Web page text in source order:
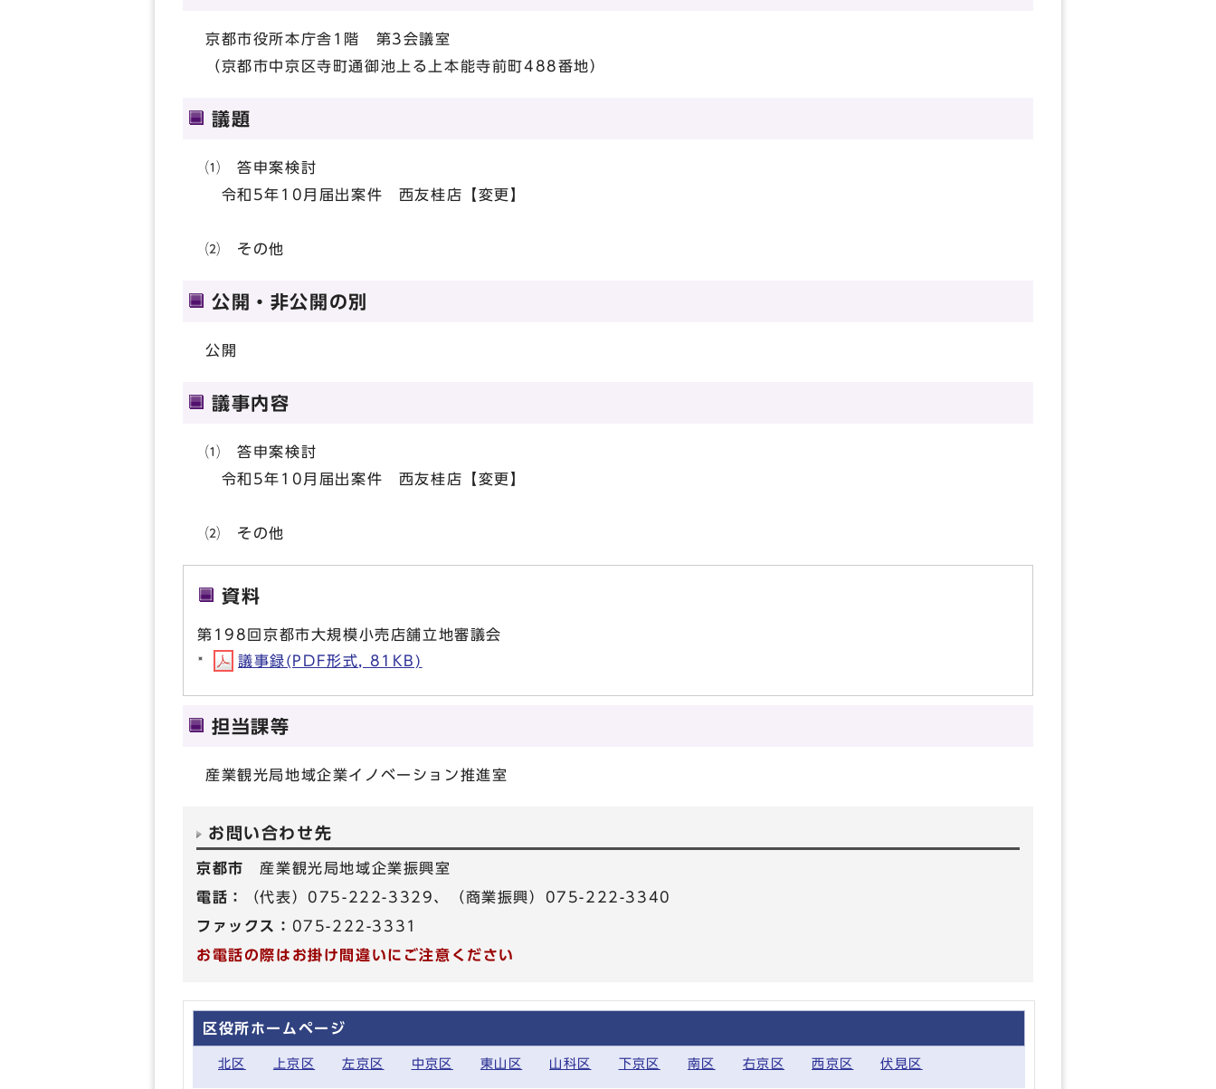
京都市役所本庁舎1階 第3会議室
（京都市中京区寺町通御池上る上本能寺前町488番地）
議題
⑴ 答申案検討
令和5年10月届出案件 西友桂店【変更】
⑵ その他
公開・非公開の別
公開
議事内容
⑴ 答申案検討
令和5年10月届出案件 西友桂店【変更】
⑵ その他
資料
第198回京都市大規模小売店舗立地審議会
議事録(PDF形式, 81KB)
担当課等
産業観光局地域企業イノベーション推進室
お問い合わせ先
京都市 産業観光局地域企業振興室
電話：
（代表）075-222-3329、（商業振興）075-222-3340
ファックス： 075-222-3331
お電話の際はお掛け間違いにご注意ください
区役所ホームページ
北区 上京区 左京区 中京区 東山区 山科区 下京区 南区 右京区 西京区 伏見区